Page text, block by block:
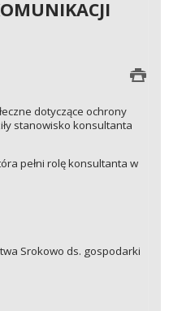
dotyczące ochrony
stanowisko konsultanta
pełni rolę konsultanta w
Srokowo ds. gospodarki